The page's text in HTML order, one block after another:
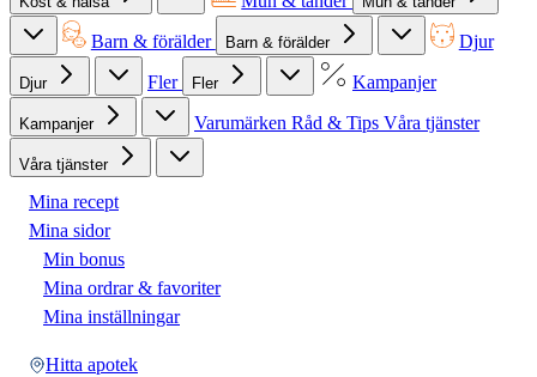
Barn & förälder Barn & förälder Djur
Djur Fler Fler Kampanjer
Kampanjer Varumärken Råd & Tips Våra tjänster
Våra tjänster
Mina recept
Mina sidor
Min bonus
Mina ordrar & favoriter
Mina inställningar
Hitta apotek